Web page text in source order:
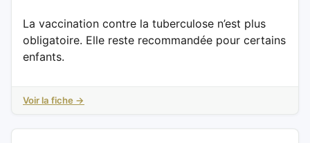
La vaccination contre la tuberculose n’est plus
obligatoire. Elle reste recommandée pour certains
enfants.
Voir la fiche →